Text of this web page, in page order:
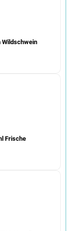
Wildschwein
Frische